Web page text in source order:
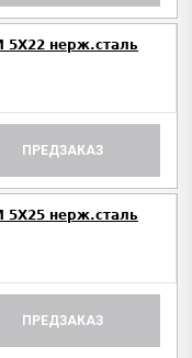
5Х22 нерж.сталь
ПРЕДЗАКАЗ
5Х25 нерж.сталь
ПРЕДЗАКАЗ